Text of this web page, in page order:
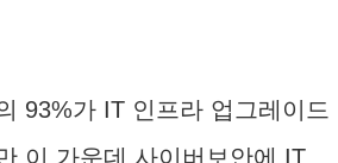
93%가 IT 인프라 업그레이드
이 가운데 사이버보안에 IT